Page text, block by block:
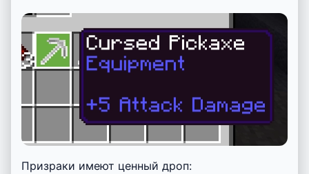
Призраки имеют ценный дроп: